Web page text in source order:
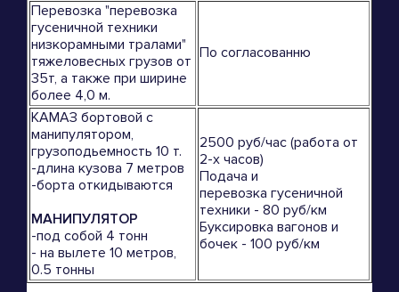
Перевозка "перевозка
гусеничной техники
низкорамными тралами"
тяжеловесных грузов от
35т, а также при ширине
более 4,0 м.
По согласованню
КАМАЗ бортовой с
манипулятором,
грузоподьемность 10 т.
-длина кузова 7 метров
-борта откидываются
МАНИПУЛЯТОР
-под собой 4 тонн
- на вылете 10 метров,
0.5 тонны
2500 руб/час (работа от
2-х часов)
Подача и
перевозка гусеничной
техники - 80 руб/км
Буксировка вагонов и
бочек - 100 руб/км